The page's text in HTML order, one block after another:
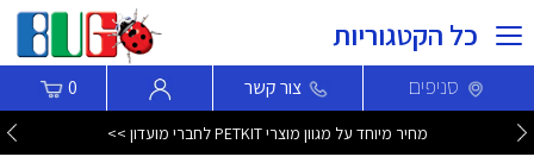
כל הקטגוריות
סניפים צור קשר 0
מחיר מיוחד על מגוון מוצרי PETKIT לחברי מועדון >>